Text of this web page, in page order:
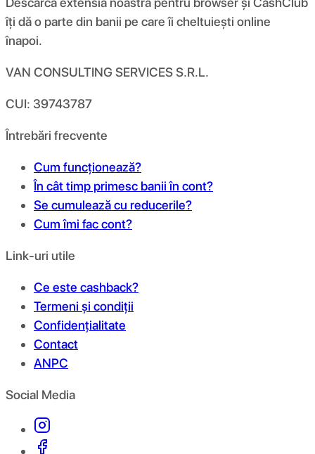
îți dă o parte din banii pe care îi cheltuiești online
înapoi.
VAN CONSULTING SERVICES S.R.L.
CUI: 39743787
Întrebări frecvente
Cum funcționează?
În cât timp primesc banii în cont?
Se cumulează cu reducerile?
Cum îmi fac cont?
Link-uri utile
Ce este cashback?
Termeni și condiții
Confidențialitate
Contact
ANPC
Social Media